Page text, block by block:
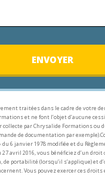
ENVOYER
traitées dans le cadre de votre
et ne font l’objet d’aucune
collecte par Chrysalide Formations ou
de documentation par exemple).
6 janvier 1978 modifiée et du
avril 2016, vous bénéficiez d’un droit
portabilité (lorsqu’il s’applique) et
Vous pouvez exercer ces droits